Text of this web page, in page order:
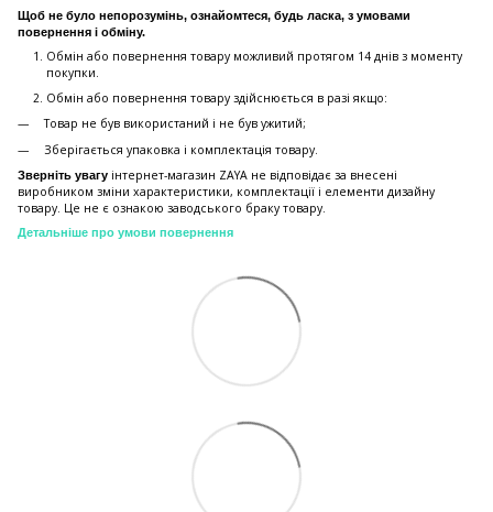
Щоб не було непорозумінь, ознайомтеся, будь ласка, з умовами
повернення і обміну.
Обмін або повернення товару можливий протягом 14 днів з моменту
покупки.
Обмiн або повернення товару здійснюється в разі якщо:
Товар не був використаний і не був ужитий;
Зберiгається упаковка і комплектація товару.
Зверніть увагу інтернет-магазин ZAYA не відповідає за внесені
виробником зміни характеристики, комплектації і елементи дизайну
товару. Це не є ознакою заводського браку товару.
Детальніше про умови повернення